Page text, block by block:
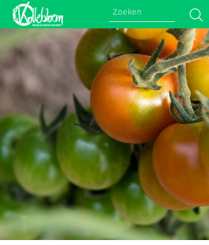
Skip
main
navigation